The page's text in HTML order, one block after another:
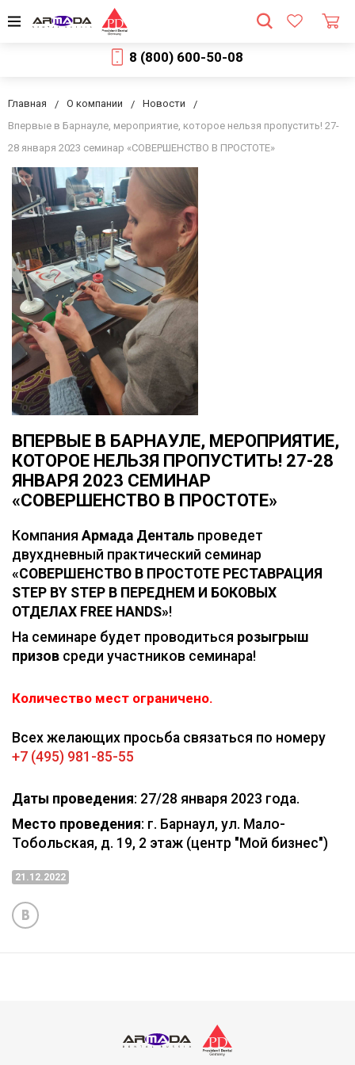
8 (800) 600-50-08
Главная О компании
Новости
Впервые в Барнауле, мероприятие, которое нельзя пропустить! 27-
28 января 2023 семинар «СОВЕРШЕНСТВО В ПРОСТОТЕ»
ВПЕРВЫЕ В БАРНАУЛЕ, МЕРОПРИЯТИЕ,
КОТОРОЕ НЕЛЬЗЯ ПРОПУСТИТЬ! 27-28
ЯНВАРЯ 2023 СЕМИНАР
«СОВЕРШЕНСТВО В ПРОСТОТЕ»
Компания Армада Денталь проведет
двухдневный практический семинар
«СОВЕРШЕНСТВО В ПРОСТОТЕ РЕСТАВРАЦИЯ
STEP BY STEP В ПЕРЕДНЕМ И БОКОВЫХ
ОТДЕЛАХ FREE HANDS»!
На семинаре будет проводиться розыгрыш
призов среди участников семинара!
Количество мест ограничено.
Всех желающих просьба связаться по номеру
+7 (495) 981-85-55
Даты проведения: 27/28 января 2023 года.
Место проведения: г. Барнаул, ул. Мало-
Тобольская, д. 19, 2 этаж (центр "Мой бизнес")
21.12.2022